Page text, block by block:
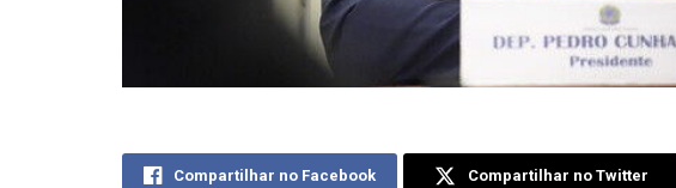
Compartilhar no Facebook Compartilhar no Twitter